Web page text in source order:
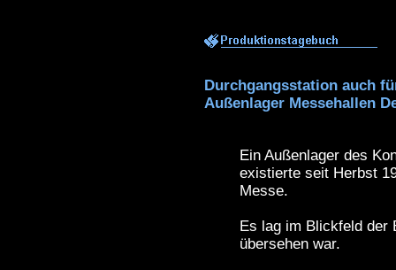
Durchgangsstation auch
Außenlager Messehallen
Ein Außenlager des
existierte seit Herbst
Messe.
Es lag im Blickfeld der
übersehen war.